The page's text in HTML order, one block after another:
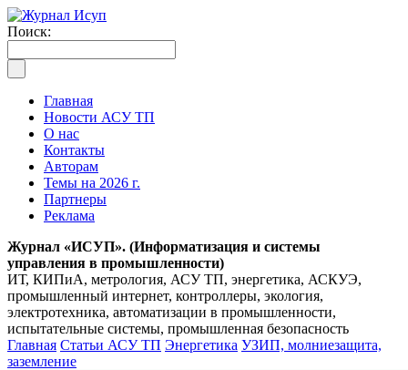
Поиск:
Главная
Новости АСУ ТП
О нас
Контакты
Авторам
Темы на 2026 г.
Партнеры
Реклама
Журнал «ИСУП». (Информатизация и системы
управления в промышленности)
ИТ, КИПиА, метрология, АСУ ТП, энергетика, АСКУЭ,
промышленный интернет, контроллеры, экология,
электротехника, автоматизации в промышленности,
испытательные системы, промышленная безопасность
Главная Статьи АСУ ТП Энергетика УЗИП, молниезащита,
заземление